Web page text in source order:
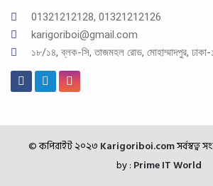
01321212128, 01321212126
karigoriboi@gmail.com
১৮/১৪, ব্লক-সি, তাজমহল রোড, মোহাম্মাদপুর,
© কপিরাইট ২০২৩ Karigoriboi.comসর্বস্বত্ব
by : Prime IT World